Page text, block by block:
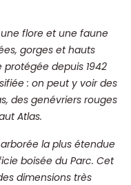
flore et une faune
gorges et hauts
depuis 1942
: on peut y voir des
des genévriers rouges
Atlas.
la plus étendue
boisée du Parc. Cet
dimensions très